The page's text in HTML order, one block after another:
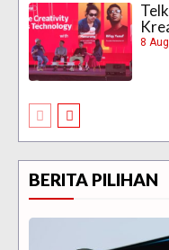
8
BERITA PILIHAN